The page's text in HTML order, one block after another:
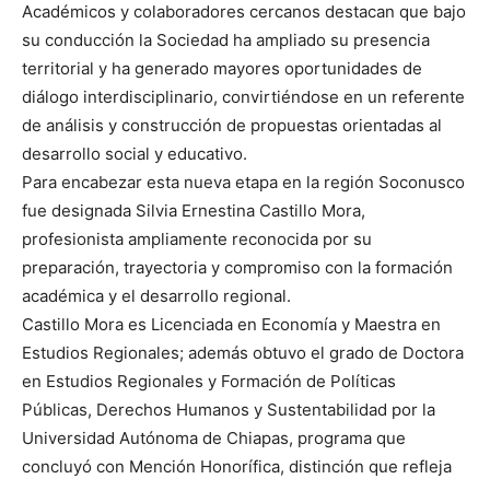
Académicos y colaboradores cercanos destacan que bajo
su conducción la Sociedad ha ampliado su presencia
territorial y ha generado mayores oportunidades de
diálogo interdisciplinario, convirtiéndose en un referente
de análisis y construcción de propuestas orientadas al
desarrollo social y educativo.
Para encabezar esta nueva etapa en la región Soconusco
fue designada Silvia Ernestina Castillo Mora,
profesionista ampliamente reconocida por su
preparación, trayectoria y compromiso con la formación
académica y el desarrollo regional.
Castillo Mora es Licenciada en Economía y Maestra en
Estudios Regionales; además obtuvo el grado de Doctora
en Estudios Regionales y Formación de Políticas
Públicas, Derechos Humanos y Sustentabilidad por la
Universidad Autónoma de Chiapas, programa que
concluyó con Mención Honorífica, distinción que refleja